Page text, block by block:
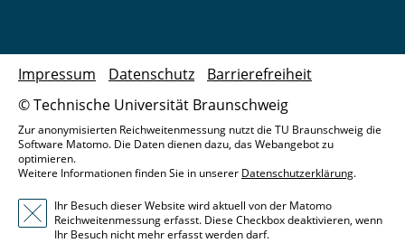
© Technische Universität Braunschweig
Impressum Datenschutz Barrierefreiheit
Zur anonymisierten Reichweitenmessung nutzt die TU Braunschweig die
Software Matomo. Die Daten dienen dazu, das Webangebot zu
optimieren.
Weitere Informationen finden Sie in unserer Datenschutzerklärung.
Ihr Besuch dieser Website wird aktuell von der Matomo
Reichweitenmessung erfasst. Diese Checkbox deaktivieren, wenn
Ihr Besuch nicht mehr erfasst werden darf.